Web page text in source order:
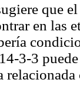
que
en las
3-3